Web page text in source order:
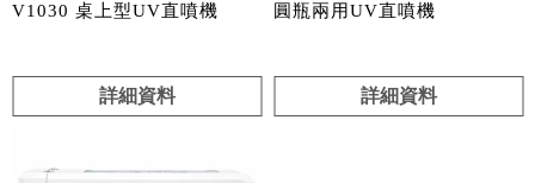
V1030 桌上型UV直噴機
詳細資料
圓瓶兩用UV直噴機
詳細資料